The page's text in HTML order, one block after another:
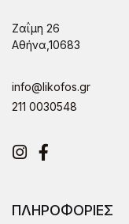
Ζαΐμη 26
Αθήνα,10683
info@likofos.gr
211 0030548
Instagram
Facebook
ΠΛΗΡΟΦΟΡΙΕΣ